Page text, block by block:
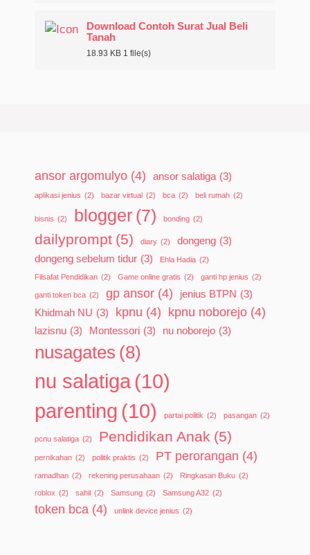
Download Contoh Surat Jual Beli
Tanah
18.93 KB 1 file(s)
ansor argomulyo (4) ansor salatiga (3)
aplikasi jenius (2) bazar virtual (2) bca (2) beli rumah (2)
bisnis (2) blogger (7) bonding (2)
dailyprompt (5) diary (2) dongeng (3)
dongeng sebelum tidur (3) Ehla Hadia (2)
Filsafat Pendidikan (2) Game online gratis (2) ganti hp jenius (2)
ganti token bca (2) gp ansor (4) jenius BTPN (3)
Khidmah NU (3) kpnu (4) kpnu noborejo (4)
lazisnu (3) Montessori (3) nu noborejo (3)
nusagates (8)
nu salatiga (10)
parenting (10) partai politik (2) pasangan (2)
pcnu salatiga (2) Pendidikan Anak (5)
pernikahan (2) politik praktis (2) PT perorangan (4)
ramadhan (2) rekening perusahaan (2) Ringkasan Buku (2)
roblox (2) sahil (2) Samsung (2) Samsung A32 (2)
token bca (4) unlink device jenius (2)